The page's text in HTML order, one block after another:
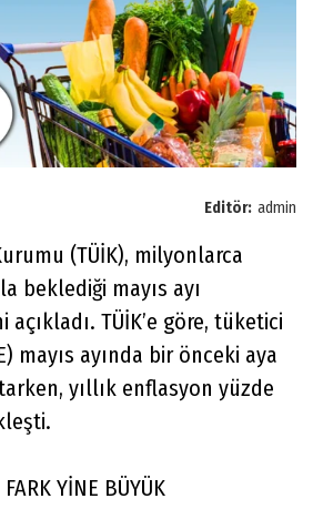
Editör: admin
(TÜİK), milyonlarca
beklediği mayıs ayı
TÜİK’e göre, tüketici
mayıs ayında bir önceki aya
yıllık enflasyon yüzde
YİNE BÜYÜK